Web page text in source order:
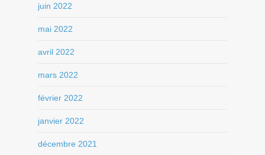
juin 2022
mai 2022
avril 2022
mars 2022
février 2022
janvier 2022
décembre 2021